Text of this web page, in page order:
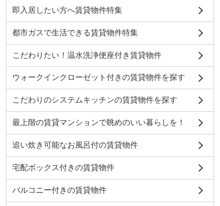
即入居したい方へ賃貸物件特集
都市ガスで生活できる賃貸物件特集
こだわりたい！温水洗浄便座付き賃貸物件
ウォークインクローゼット付きの賃貸物件を探す
こだわりのシステムキッチンの賃貸物件を探す
最上階の賃貸マンションで眺めのいい暮らしを！
追い炊き可能なお風呂付の賃貸物件
宅配ボックス付きの賃貸物件
バルコニー付きの賃貸物件